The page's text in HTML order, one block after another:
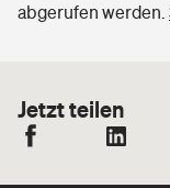
abgerufen werden.
Jetzt teilen